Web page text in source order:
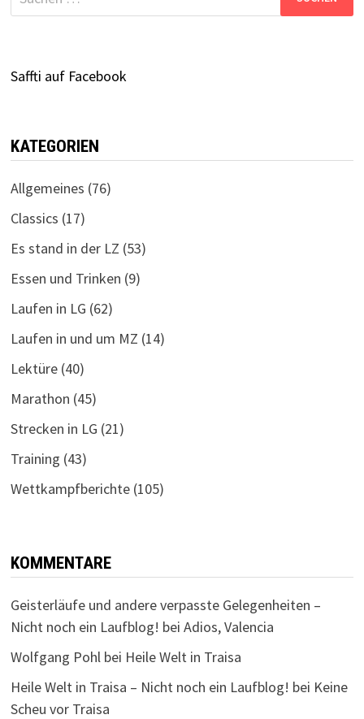
nach:
Saffti auf Facebook
KATEGORIEN
Allgemeines (76)
Classics (17)
Es stand in der LZ (53)
Essen und Trinken (9)
Laufen in LG (62)
Laufen in und um MZ (14)
Lektüre(40)
Marathon (45)
Strecken in LG (21)
Training (43)
Wettkampfberichte(105)
KOMMENTARE
Geisterläufe und andere verpasste Gelegenheiten –
Nicht noch ein Laufblog! bei Adios, Valencia
Wolfgang Pohlbei Heile Welt in Traisa
Heile Welt in Traisa – Nicht noch ein Laufblog! bei Keine
Scheu vor Traisa